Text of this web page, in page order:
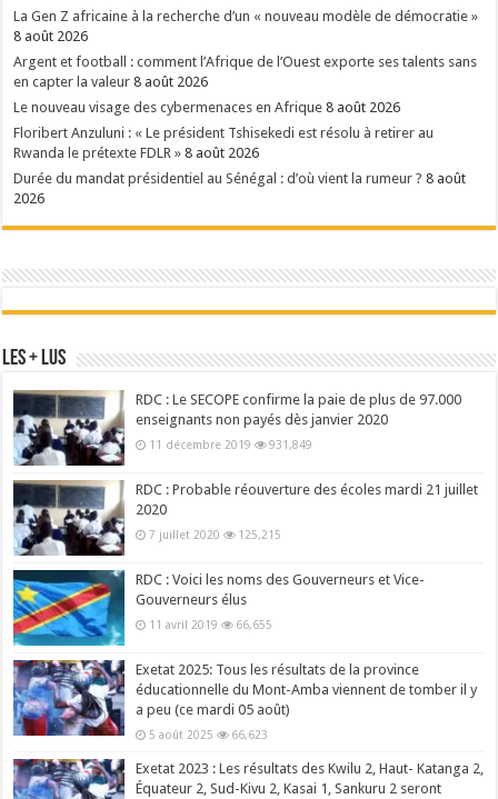
La Gen Z africaine à la recherche d’un « nouveau modèle de démocratie »
8 août 2026
Argent et football : comment l’Afrique de l’Ouest exporte ses talents sans
en capter la valeur 8 août 2026
Le nouveau visage des cybermenaces en Afrique 8 août 2026
Floribert Anzuluni : « Le président Tshisekedi est résolu à retirer au
Rwanda le prétexte FDLR » 8 août 2026
Durée du mandat présidentiel au Sénégal : d’où vient la rumeur ? 8 août
2026
Les + Lus
RDC : Le SECOPE confirme la paie de plus de 97.000
enseignants non payés dès janvier 2020
11 décembre 2019 931,849
RDC : Probable réouverture des écoles mardi 21 juillet
2020
7 juillet 2020 125,215
RDC : Voici les noms des Gouverneurs et Vice-
Gouverneurs élus
11 avril 2019 66,655
Exetat 2025: Tous les résultats de la province
éducationnelle du Mont-Amba viennent de tomber il y
a peu (ce mardi 05 août)
5 août 2025 66,623
Exetat 2023 : Les résultats des Kwilu 2, Haut- Katanga 2,
Équateur 2, Sud-Kivu 2, Kasai 1, Sankuru 2 seront